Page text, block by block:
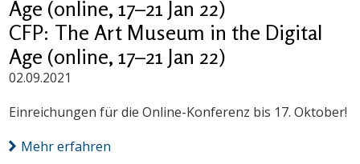
Age (online, 17–21 Jan 22)
CFP: The Art Museum in the Digital
Age (online, 17–21 Jan 22)
02.09.2021
Einreichungen für die Online-Konferenz bis 17. Oktober!
Mehr erfahren